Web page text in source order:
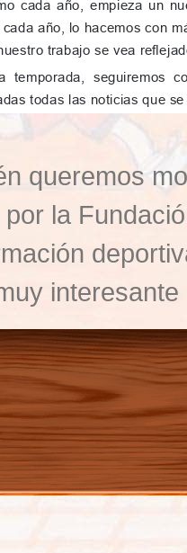
queremos
la
interesante